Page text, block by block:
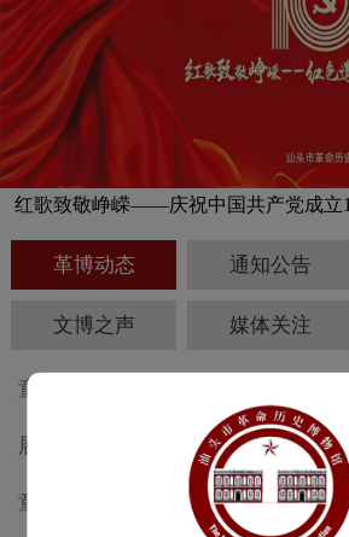
红歌致敬峥嵘——庆祝中国共产党成立
革博动态 通知公告
文博之声 媒体关注
童声述侨韵，志愿传薪火 汕头
革博“小小讲解员”考核活动精彩
回顾
展讯 | 纪念中国工农红军长征胜
利 九十周年专题展于8月1日开
幕
童声述侨韵，志愿传薪火 | 汕头